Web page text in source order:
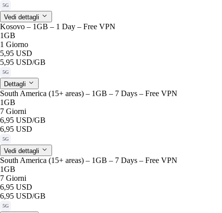
5G
Vedi dettagli
Kosovo – 1GB – 1 Day – Free VPN
1GB
1 Giorno
5,95 USD
5,95 USD/GB
5G
Dettagli
South America (15+ areas) – 1GB – 7 Days – Free VPN
1GB
7 Giorni
6,95 USD/GB
6,95 USD
5G
Vedi dettagli
South America (15+ areas) – 1GB – 7 Days – Free VPN
1GB
7 Giorni
6,95 USD
6,95 USD/GB
5G